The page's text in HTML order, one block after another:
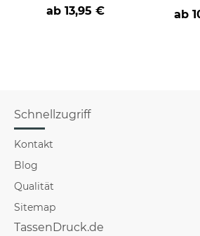
ab 13,95 € ab
Schnellzugriff
Kontakt
Blog
Qualität
Sitemap
TassenDruck.de